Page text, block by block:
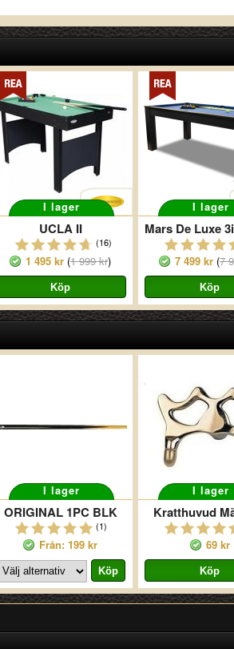
I lager
UCLA II
(16)
1 495 kr (1 999 kr)
I lager
7 499 kr (7
I lager
ORIGINAL 1PC BLK
(1)
Från: 199 kr
I lager
Kratthuvud
69 kr